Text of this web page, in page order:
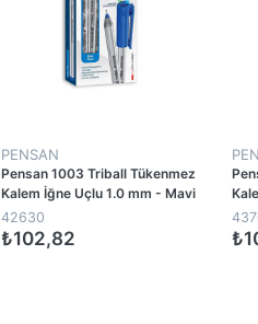
PENSAN
Pensan 1003 Triball Tükenmez
Kalem İğne Uçlu 1.0 mm - Mavi
(12 Adet)
42630
₺102,82